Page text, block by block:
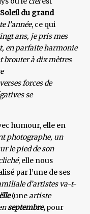
du grand
l’année, ce qui
ans, je pris mes
en parfaite harmonie
brouter à dix mètres
forces de
se
humour, elle en
photographe, un
le pied de son
, elle nous
par l’une de ses
d’artistes va-t-
(uneartiste
septembre,pour